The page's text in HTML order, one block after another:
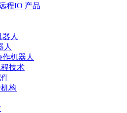
程IO 产品
人
人
机器人
技术
构